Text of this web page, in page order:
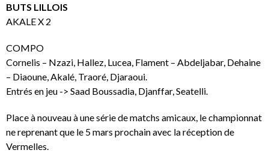
BUTS LILLOIS
AKALE X 2
COMPO
Cornelis – Nzazi, Hallez, Lucea, Flament – Abdeljabar, Dehaine
– Diaoune, Akalé, Traoré, Djaraoui.
Entrés en jeu -> Saad Boussadia, Djanffar, Seatelli.
Place à nouveau à une série de matchs amicaux, le championnat
ne reprenant que le 5 mars prochain avec la réception de
Vermelles.